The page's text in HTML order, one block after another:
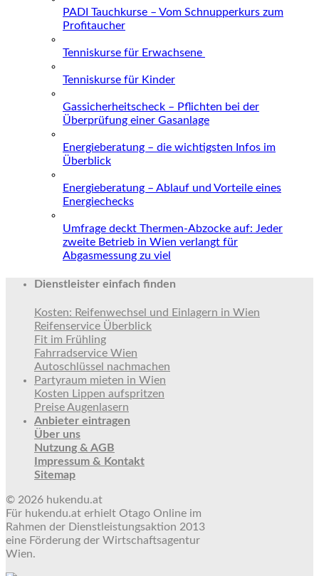
PADI Tauchkurse – Vom Schnupperkurs zum
Profitaucher
Tenniskurse für Erwachsene
Tenniskurse für Kinder
Gassicherheitscheck – Pflichten bei der
Überprüfung einer Gasanlage
Energieberatung – die wichtigsten Infos im
Überblick
Energieberatung – Ablauf und Vorteile eines
Energiechecks
Umfrage deckt Thermen-Abzocke auf: Jeder
zweite Betrieb in Wien verlangt für
Abgasmessung zu viel
Dienstleister einfach finden
Kosten: Reifenwechsel und Einlagern in Wien
Reifenservice Überblick
Fit im Frühling
Fahrradservice Wien
Autoschlüssel nachmachen
Partyraum mieten in Wien
Kosten Lippen aufspritzen
Preise Augenlasern
Anbieter eintragen
Über uns
Nutzung & AGB
Impressum & Kontakt
Sitemap
© 2026 hukendu.at
Für hukendu.at erhielt Otago Online im
Rahmen der Dienstleistungsaktion 2013
eine Förderung der Wirtschaftsagentur
Wien.